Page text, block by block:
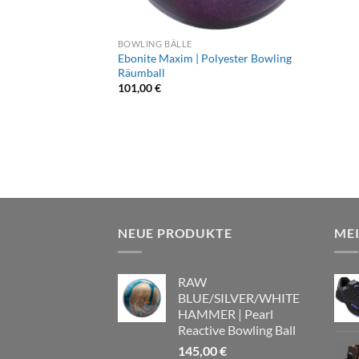
BOWLING BÄLLE
Ebonite Maxim | Polyester Bowling
Räumball
101,00€
NEUE PRODUKTE
RAW
BLUE/SILVER/WHITE
HAMMER | Pearl
Reactive Bowling Ball
145,00€